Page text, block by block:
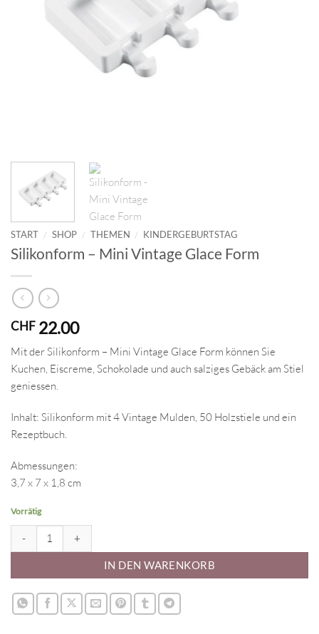
START / SHOP / THEMEN / KINDERGEBURTSTAG
Silikonform – Mini Vintage Glace Form
CHF 22.00
Mit der Silikonform – Mini Vintage Glace Form können Sie
Kuchen, Eiscreme, Schokolade und auch salziges Gebäck am Stiel
geniessen.
Inhalt: Silikonform mit 4 Vintage Mulden, 50 Holzstiele und ein
Rezeptbuch.
Abmessungen:
3,7 x 7 x 1,8 cm
Vorrätig
Silikonform - Mini Vintage Glace Form Menge
IN DEN WARENKORB